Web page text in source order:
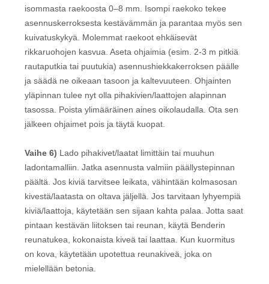
isommasta raekoosta 0–8 mm. Isompi raekoko tekee
asennuskerroksesta kestävämmän ja parantaa myös sen
kuivatuskykyä. Molemmat raekoot ehkäisevät
rikkaruohojen kasvua. Aseta ohjaimia (esim. 2-3 m pitkiä
rautaputkia tai puutukia) asennushiekkakerroksen päälle
ja säädä ne oikeaan tasoon ja kaltevuuteen. Ohjainten
yläpinnan tulee nyt olla pihakivien/laattojen alapinnan
tasossa. Poista ylimääräinen aines oikolaudalla. Ota sen
jälkeen ohjaimet pois ja täytä kuopat.
Vaihe 6) Lado pihakivet/laatat limittäin tai muuhun
ladontamalliin. Jatka asennusta valmiin päällystepinnan
päältä. Jos kiviä tarvitsee leikata, vähintään kolmasosan
kivestä/laatasta on oltava jäljellä. Jos tarvitaan lyhyempiä
kiviä/laattoja, käytetään sen sijaan kahta palaa. Jotta saat
pintaan kestävän liitoksen tai reunan, käytä Benderin
reunatukea, kokonaista kiveä tai laattaa. Kun kuormitus
on kova, käytetään upotettua reunakiveä, joka on
mielellään betonia.